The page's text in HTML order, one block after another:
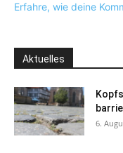
Erfahre, wie deine
Aktuelles
6.